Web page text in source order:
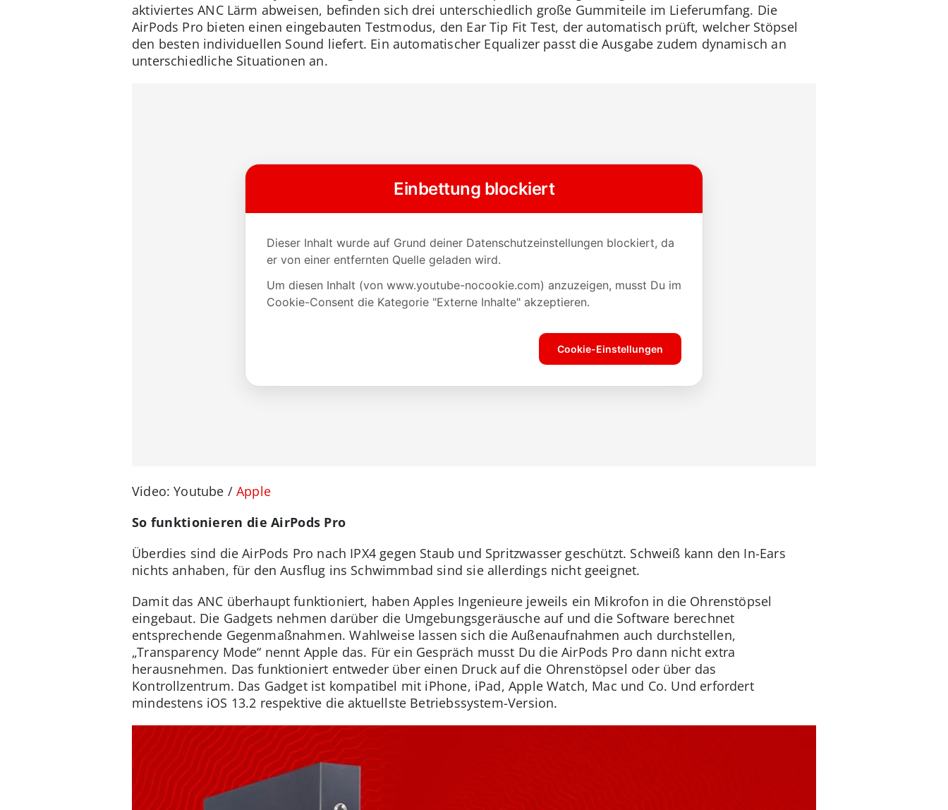
aktiviertes ANC Lärm abweisen, befinden sich drei unterschiedlich große Gummiteile im Lieferumfang. Die
AirPods Pro bieten einen eingebauten Testmodus, den Ear Tip Fit Test, der automatisch prüft, welcher Stöpsel
den besten individuellen Sound liefert. Ein automatischer Equalizer passt die Ausgabe zudem dynamisch an
unterschiedliche Situationen an.
Video: Youtube /Apple
So funktionieren die AirPods Pro
Überdies sind die AirPods Pro nach IPX4 gegen Staub und Spritzwasser geschützt. Schweiß kann den In-Ears
nichts anhaben, für den Ausflug ins Schwimmbad sind sie allerdings nicht geeignet.
Damit das ANC überhaupt funktioniert, haben Apples Ingenieure jeweils ein Mikrofon in die Ohrenstöpsel
eingebaut. Die Gadgets nehmen darüber die Umgebungsgeräusche auf und die Software berechnet
entsprechende Gegenmaßnahmen. Wahlweise lassen sich die Außenaufnahmen auch durchstellen,
„Transparency Mode“ nennt Apple das. Für ein Gespräch musst Du die AirPods Pro dann nicht extra
herausnehmen. Das funktioniert entweder über einen Druck auf die Ohrenstöpsel oder über das
Kontrollzentrum. Das Gadget ist kompatibel mit iPhone, iPad, Apple Watch, Mac und Co. Und erfordert
mindestens iOS 13.2 respektive die aktuellste Betriebssystem-Version.